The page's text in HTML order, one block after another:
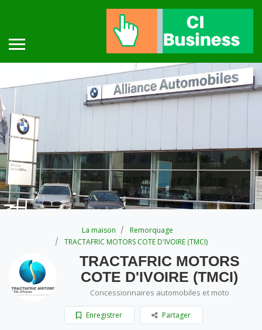
La maison
Remorquage
TRACTAFRIC MOTORS COTE D'IVOIRE (TMCI)
TRACTAFRIC MOTORS
COTE D'IVOIRE (TMCI)
Concessionnaires automobiles et moto
Enregistrer Partager